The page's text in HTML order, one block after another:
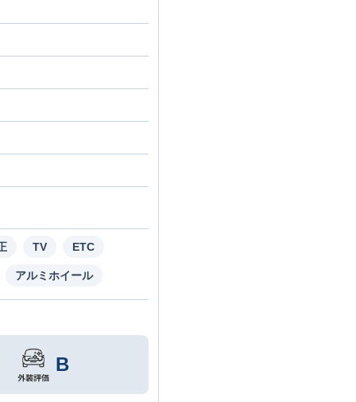
TV ETC
アルミホイール
B